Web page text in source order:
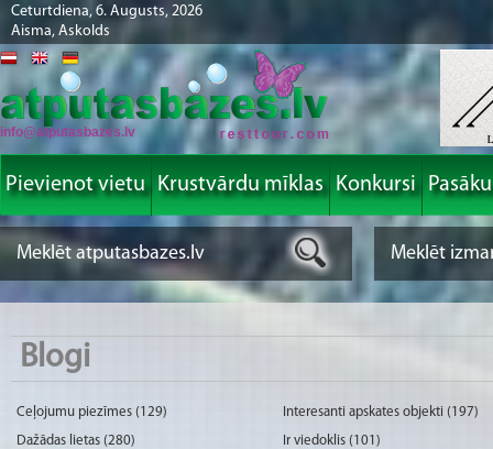
Ceturtdiena, 6. Augusts, 2026
Aisma, Askolds
info@atputasbazes.lv
Pievienot vietu Krustvārdu mīklas Konkursi
Blogi
Ceļojumu piezīmes (129)
Interesanti apskates objekti (197)
Dažādas lietas (280)
Ir viedoklis (101)